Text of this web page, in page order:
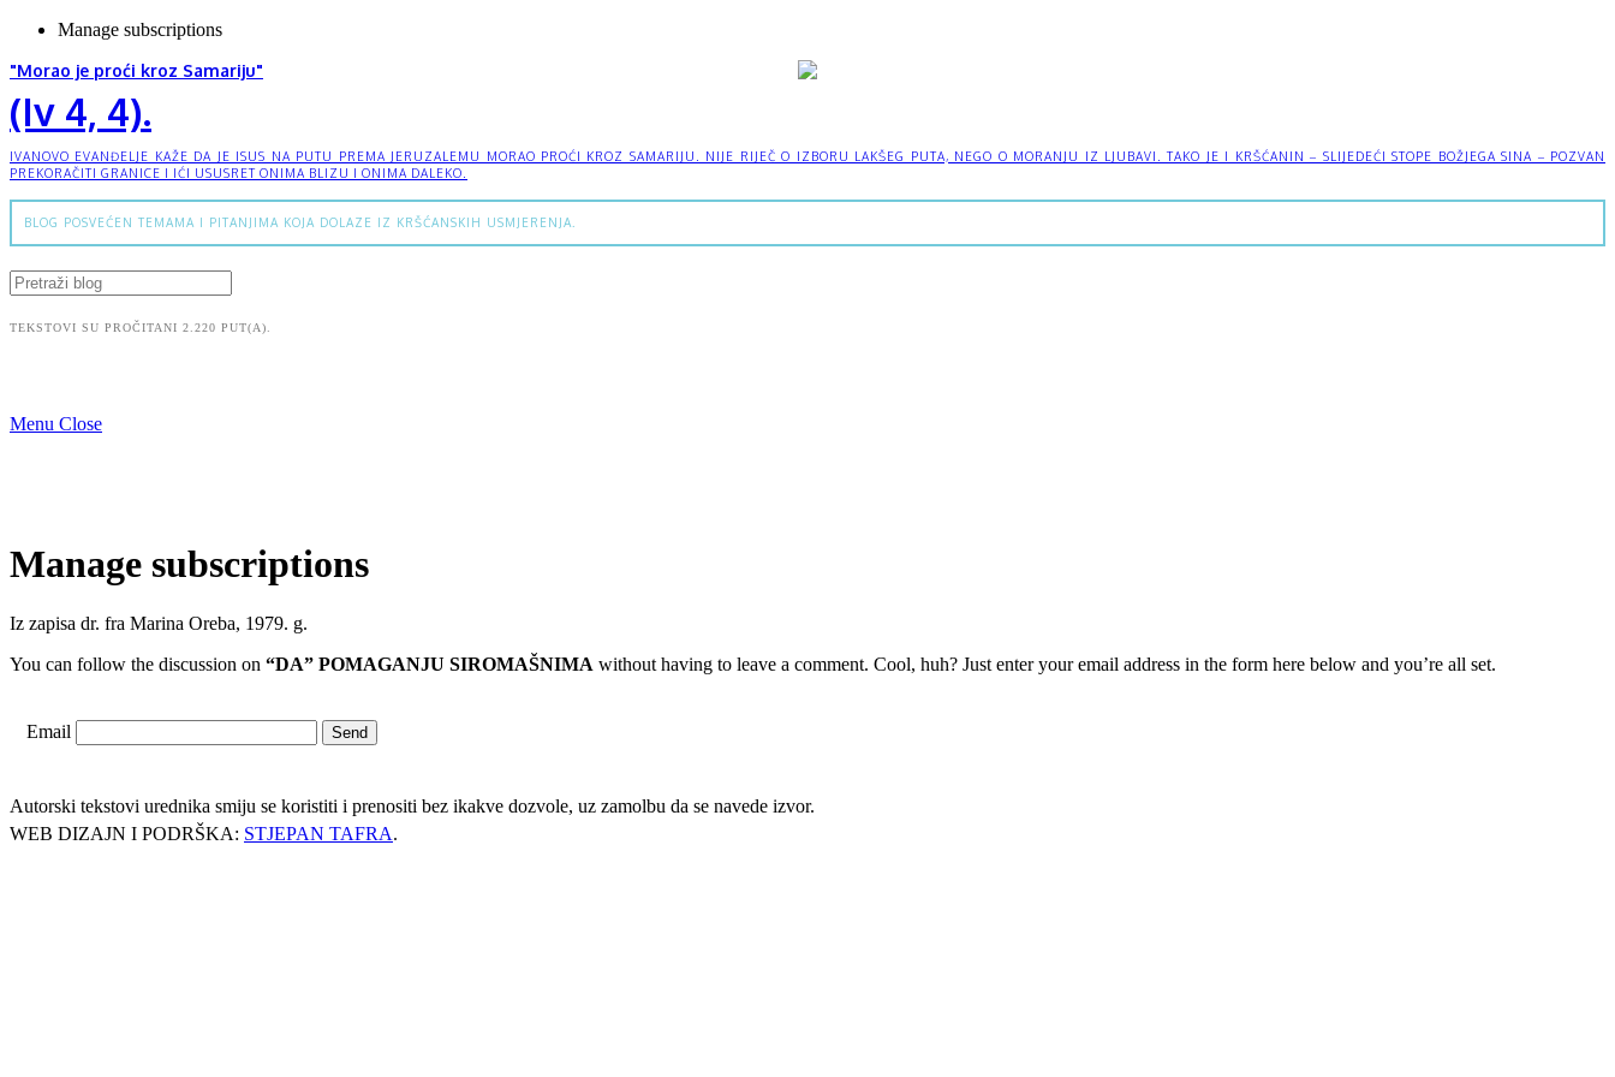
Manage subscriptions
"Morao je proći kroz Samariju"
(Iv 4, 4).
IVANOVO EVANĐELJE KAŽE DA JE ISUS NA PUTU PREMA JERUZALEMU MORAO PROĆI KROZ SAMARIJU. NIJE RIJEČ O IZBORU LAKŠEG PUTA, NEGO O MORANJU IZ LJUBAVI. TAKO JE I KRŠĆANIN – SLIJEDEĆI STOPE BOŽJEGA SINA – POZVAN
PREKORAČITI GRANICE I IĆI USUSRET ONIMA BLIZU I ONIMA DALEKO.
BLOG POSVEĆEN TEMAMA I PITANJIMA KOJA DOLAZE IZ KRŠĆANSKIH USMJERENJA.
TEKSTOVI SU PROČITANI 2.220 PUT(A).
Menu Close
Manage subscriptions
Iz zapisa dr. fra Marina Oreba, 1979. g.
You can follow the discussion on “DA” POMAGANJU SIROMAŠNIMA without having to leave a comment. Cool, huh? Just enter your email address in the form here below and you’re all set.
Email
Autorski tekstovi urednika smiju se koristiti i prenositi bez ikakve dozvole, uz zamolbu da se navede izvor.
WEB DIZAJN I PODRŠKA: STJEPAN TAFRA.